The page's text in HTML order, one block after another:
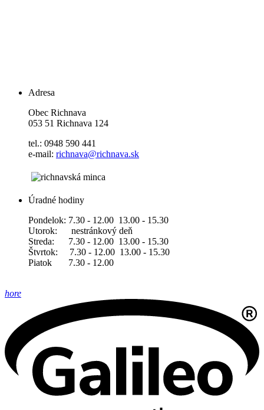
Adresa
Obec Richnava
053 51 Richnava 124
tel.: 0948 590 441
e-mail: richnava@richnava.sk
Úradné hodiny
Pondelok: 7.30 - 12.00 13.00 - 15.30
Utorok: nestránkový deň
Streda: 7.30 - 12.00 13.00 - 15.30
Štvrtok: 7.30 - 12.00 13.00 - 15.30
Piatok 7.30 - 12.00
hore